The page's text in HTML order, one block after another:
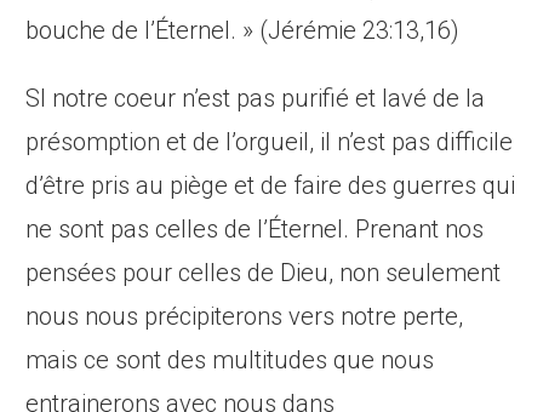
bouche de l’Éternel. » (Jérémie 23:13,16)
SI notre coeur n’est pas purifié et lavé de la
présomption et de l’orgueil, il n’est pas difficile
d’être pris au piège et de faire des guerres qui
ne sont pas celles de l’Éternel. Prenant nos
pensées pour celles de Dieu, non seulement
nous nous précipiterons vers notre perte,
mais ce sont des multitudes que nous
entrainerons avec nous dans